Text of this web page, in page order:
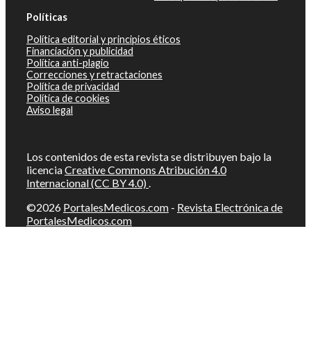
Políticas
Política editorial y principios éticos
Financiación y publicidad
Política anti-plagio
Correcciones y retractaciones
Política de privacidad
Política de cookies
Aviso legal
Los contenidos de esta revista se distribuyen bajo la
licenciaCreative Commons Atribución 4.0
Internacional (CC BY 4.0) .
©2026 PortalesMedicos.com - Revista Electrónica de
PortalesMedicos.com